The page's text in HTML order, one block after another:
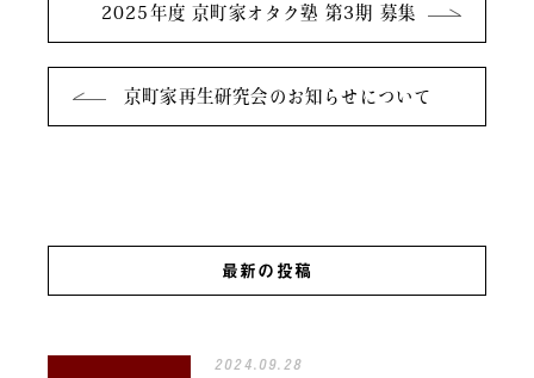
2025年度 京町家オタク塾 第3期 募集
京町家再生研究会のお知らせについて
最新の投稿
2024.09.28